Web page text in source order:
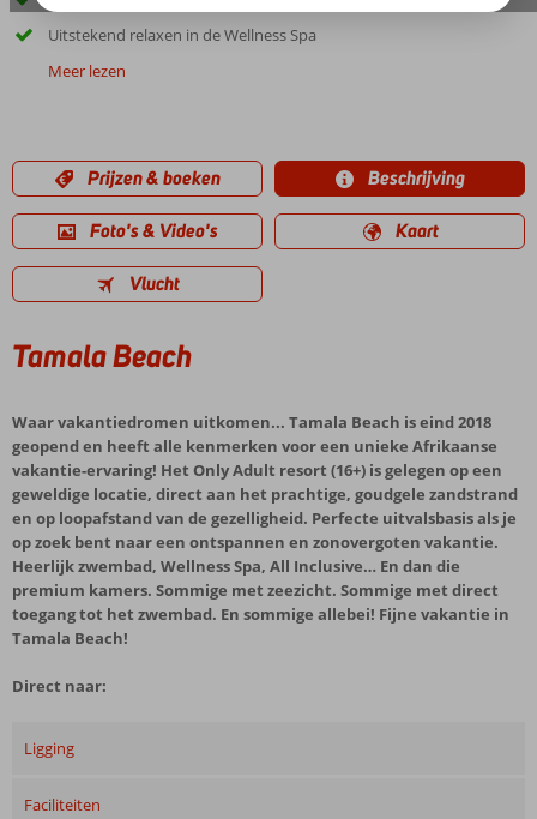
Uitstekend relaxen in de Wellness Spa
Meer lezen
Prijzen & boeken Beschrijving
Foto's & Video's Kaart
Vlucht
Tamala Beach
Waar vakantiedromen uitkomen... Tamala Beach is eind 2018
geopend en heeft alle kenmerken voor een unieke Afrikaanse
vakantie-ervaring! Het Only Adult resort (16+) is gelegen op een
geweldige locatie, direct aan het prachtige, goudgele zandstrand
en op loopafstand van de gezelligheid. Perfecte uitvalsbasis als je
op zoek bent naar een ontspannen en zonovergoten vakantie.
Heerlijk zwembad, Wellness Spa, All Inclusive… En dan die
premium kamers. Sommige met zeezicht. Sommige met direct
toegang tot het zwembad. En sommige allebei! Fijne vakantie in
Tamala Beach!
Direct naar:
Ligging
Faciliteiten